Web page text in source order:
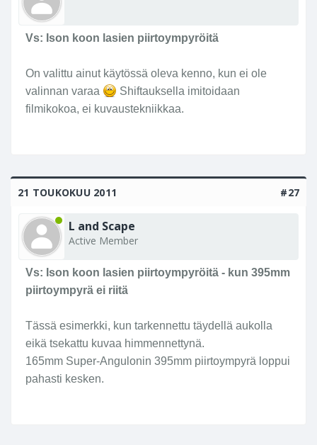
Vs: Ison koon lasien piirtoympyröitä
On valittu ainut käytössä oleva kenno, kun ei ole
valinnan varaa
Shiftauksella imitoidaan
filmikokoa, ei kuvaustekniikkaa.
21 TOUKOKUU 2011 #27
L and Scape
Active Member
Vs: Ison koon lasien piirtoympyröitä - kun 395mm
piirtoympyrä ei riitä
Tässä esimerkki, kun tarkennettu täydellä aukolla
eikä tsekattu kuvaa himmennettynä.
165mm Super-Angulonin 395mm piirtoympyrä loppui
pahasti kesken.